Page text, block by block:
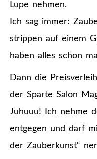
Lupe nehmen.
Ich sag immer:
strippen auf einem
haben alles schon
Dann die
der Sparte Salon
Juhuuu! Ich nehme
entgegen und darf
der Zauberkunst“